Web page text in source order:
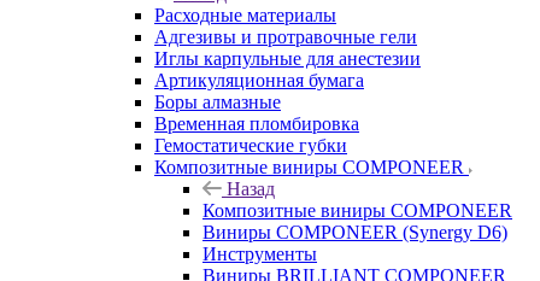
Расходные материалы
Адгезивы и протравочные гели
Иглы карпульные для анестезии
Артикуляционная бумага
Боры алмазные
Временная пломбировка
Гемостатические губки
Композитные виниры COMPONEER
Назад
Композитные виниры COMPONEER
Виниры COMPONEER (Synergy D6)
Инструменты
Виниры BRILLIANT COMPONEER